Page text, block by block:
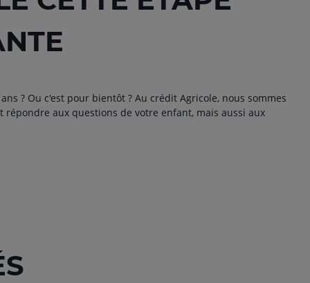
? Ou c'est pour bientôt ? Au crédit Agricole, nous sommes
répondre aux questions de votre enfant, mais aussi aux